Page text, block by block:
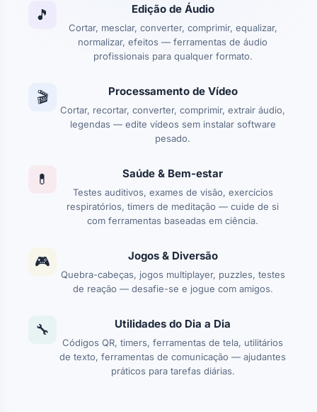
🎵 Edição de Áudio
Cortar, mesclar, converter, comprimir, equalizar,
normalizar, efeitos — ferramentas de áudio
profissionais para qualquer formato.
🎬 Processamento de Vídeo
Cortar, recortar, converter, comprimir, extrair áudio,
legendas — edite vídeos sem instalar software
pesado.
💊 Saúde & Bem-estar
Testes auditivos, exames de visão, exercícios
respiratórios, timers de meditação — cuide de si
com ferramentas baseadas em ciência.
🎮 Jogos & Diversão
Quebra-cabeças, jogos multiplayer, puzzles, testes
de reação — desafie-se e jogue com amigos.
🔧 Utilidades do Dia a Dia
Códigos QR, timers, ferramentas de tela, utilitários
de texto, ferramentas de comunicação — ajudantes
práticos para tarefas diárias.